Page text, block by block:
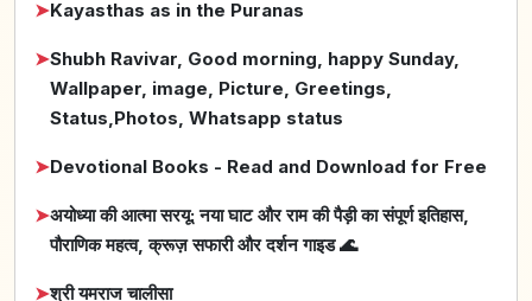
➤Kayasthas as in the Puranas
➤Shubh Ravivar, Good morning, happy Sunday,
Wallpaper, image, Picture, Greetings,
Status,Photos, Whatsapp status
➤Devotional Books - Read and Download for Free
➤अयोध्या की आत्मा सरयू: नया घाट और राम की पैड़ी का संपूर्ण इतिहास,
पौराणिक महत्व, क्रूज़ सफारी और दर्शन गाइड 🌊
➤श्री यमराज चालीसा